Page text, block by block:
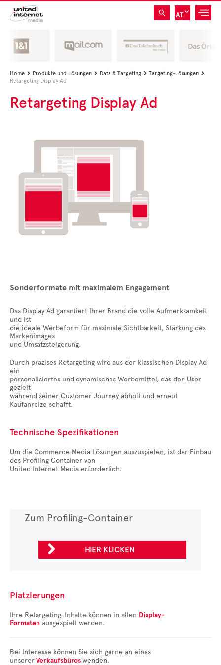
AT
Home  Produkte und Lösungen  Data & Targeting  Targeting-Lösungen 
Retargeting Display Ad
Retargeting Display Ad
Sonderformate mit maximalem Engagement
Das Display Ad garantiert Ihrer Brand die volle Aufmerksamkeit
und ist
die ideale Werbeform für maximale Sichtbarkeit, Stärkung des
Markenimages
und Umsatzsteigerung.
Durch präzises Retargeting wird aus der klassischen Display Ad
ein
personalisiertes und dynamisches Werbemittel, das den User
gezielt
während seiner Customer Journey abholt und erneut
Kaufanreize schafft.
Technische Spezifikationen
Um die Commerce Media Lösungen auszuspielen, ist der Einbau
des Profiling Container von
United Internet Media erforderlich.
Zum Profiling-Container
 HIER KLICKEN
Platzierungen
Ihre Retargeting-Inhalte können in allen Display-
Formaten ausgespielt werden.
Bei Interesse können Sie sich gerne an eines
unsererVerkaufsbüroswenden.